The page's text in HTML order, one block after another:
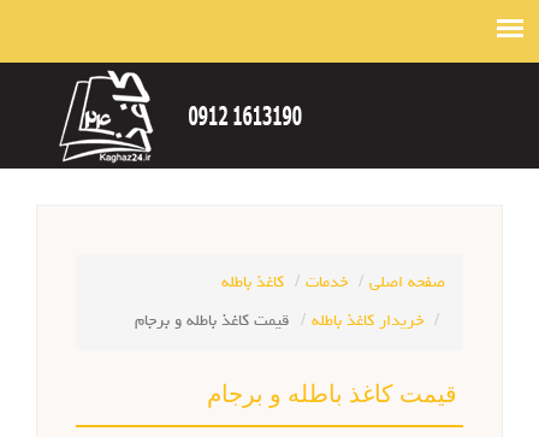
صفحه اصلی خدمات
کاغذ باطله
خریدار کاغذ باطله
قیمت کاغذ باطله و برجام
قیمت کاغذ باطله و برجام